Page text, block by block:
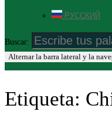
РУССКИЙ
Buscar:
Alternar la barra lateral y la
Etiqueta: